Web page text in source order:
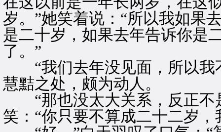
岁。”她笑着说：“所以我如果
是二十岁，如果去年告诉你是
了。”
“我们去年没见面，所以我
慧黠之处，颇为动人。
“那也没太大关系，反正不
笑：“你只要不算成二十二岁